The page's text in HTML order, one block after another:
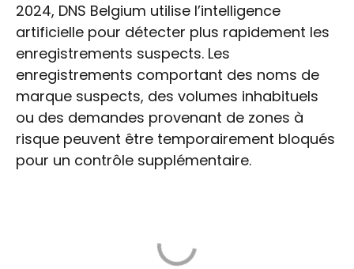
2024, DNS Belgium utilise l’intelligence
artificielle pour détecter plus rapidement les
enregistrements suspects. Les
enregistrements comportant des noms de
marque suspects, des volumes inhabituels
ou des demandes provenant de zones à
risque peuvent être temporairement bloqués
pour un contrôle supplémentaire.